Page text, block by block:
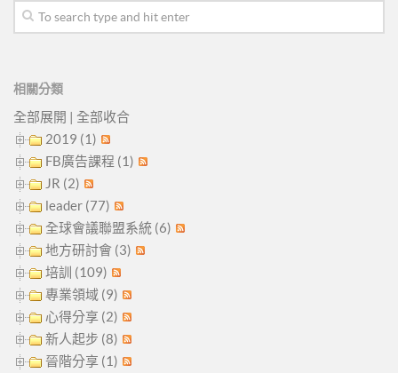
相關分類
全部展開 | 全部收合
2019 (1)
FB廣告課程 (1)
JR (2)
leader (77)
全球會議聯盟系統 (6)
地方研討會 (3)
培訓 (109)
專業領域 (9)
心得分享 (2)
新人起步 (8)
晉階分享 (1)